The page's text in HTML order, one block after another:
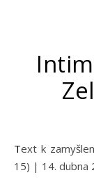
Text k zamyšlení u příležitosti Zeleného čtvrtku (Jan 13,1-
15) | 14. dubna